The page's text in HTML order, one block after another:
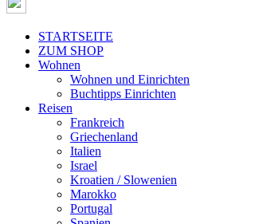
STARTSEITE
ZUM SHOP
Wohnen
Wohnen und Einrichten
Buchtipps Einrichten
Reisen
Frankreich
Griechenland
Italien
Israel
Kroatien / Slowenien
Marokko
Portugal